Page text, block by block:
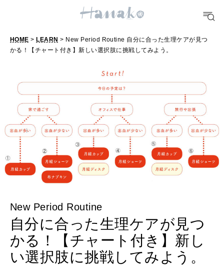
おいしい
TRAVEL
どこ行く？
FORTUNE
明日のわたし
[12星座別] Weekly Holoscope
女神まり愛のタロットメッセージ
算命学がわかる今月のあなた
LEARN
知る、考える
HOME > LEARN > New Period Routine 自分に合った生理ケアが見つ
かる！【チャート付き】新しい選択肢に挑戦してみよう。
New Period Routine
自分に合った生理ケアが見つ
かる！【チャート付き】新し
い選択肢に挑戦してみよう。